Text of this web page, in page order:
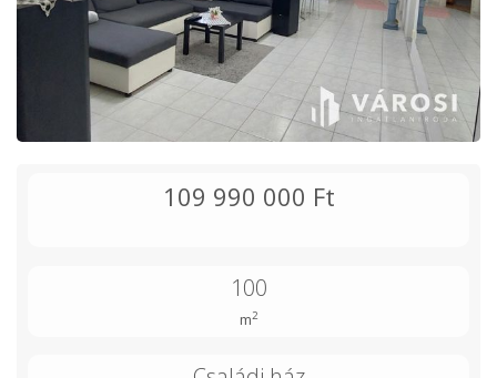
109 990 000 Ft
100
m2